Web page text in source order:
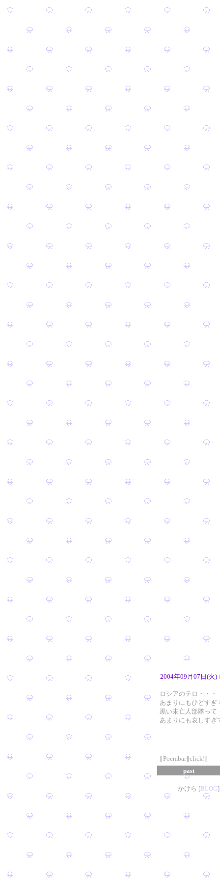
2004年09月07日(火)
ロシアのテロ・・・
あまりにもひどすぎ
黒い未亡人部隊って
あまりにも哀しすぎ
∥Poembar∥click!∥
past
かけら [BLOG